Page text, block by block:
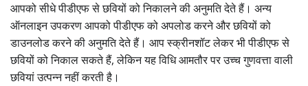
आपको सीधे पीडीएफ से छवियों को निकालने की अनुमति देते हैं। अन्य
ऑनलाइन उपकरण आपको पीडीएफ को अपलोड करने और छवियों को
डाउनलोड करने की अनुमति देते हैं। आप स्क्रीनशॉट लेकर भी पीडीएफ से
छवियों को निकाल सकते हैं, लेकिन यह विधि आमतौर पर उच्च गुणवत्ता वाली
छवियां उत्पन्न नहीं करती है।